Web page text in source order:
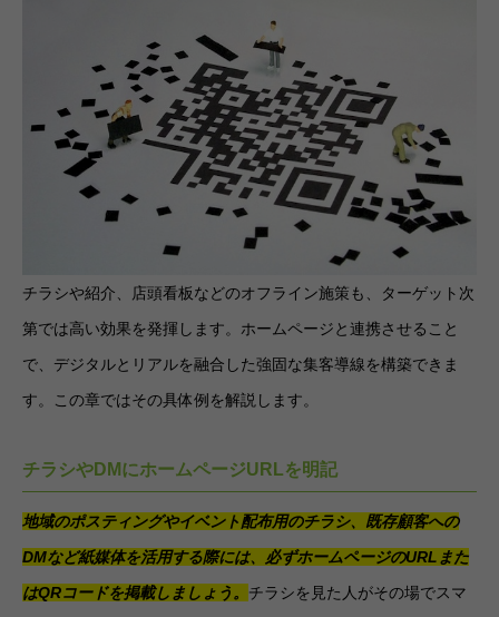
チラシや紹介、店頭看板などのオフライン施策も、ターゲット次
第では高い効果を発揮します。ホームページと連携させること
で、デジタルとリアルを融合した強固な集客導線を構築できま
す。この章ではその具体例を解説します。
チラシやDMにホームページURLを明記
地域のポスティングやイベント配布用のチラシ、既存顧客への
DMなど紙媒体を活用する際には、必ずホームページのURLまた
はQRコードを掲載しましょう。 チラシを見た人がその場でスマ